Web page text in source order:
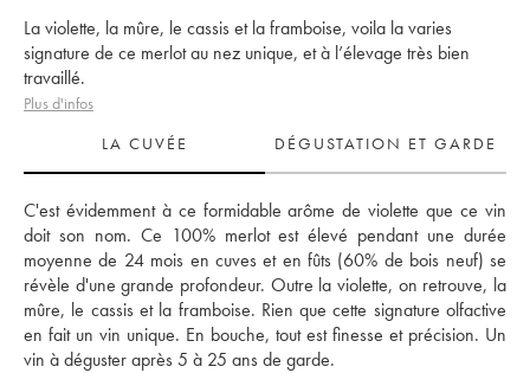
La violette, la mûre, le cassis et la framboise, voila la varies
signature de ce merlot au nez unique, et à l’élevage très bien
travaillé.
Plus d'infos
LA CUVÉE
DÉGUSTATION ET GARDE
C'est évidemment à ce formidable arôme de violette que ce vin
doit son nom. Ce 100% merlot est élevé pendant une durée
moyenne de 24 mois en cuves et en fûts (60% de bois neuf) se
révèle d'une grande profondeur. Outre la violette, on retrouve, la
mûre, le cassis et la framboise. Rien que cette signature olfactive
en fait un vin unique. En bouche, tout est finesse et précision. Un
vin à déguster après 5 à 25 ans de garde.